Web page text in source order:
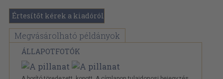
Értesítőt kérek a kiadóról
Megvásárolható példányok
ÁLLAPOTFOTÓK